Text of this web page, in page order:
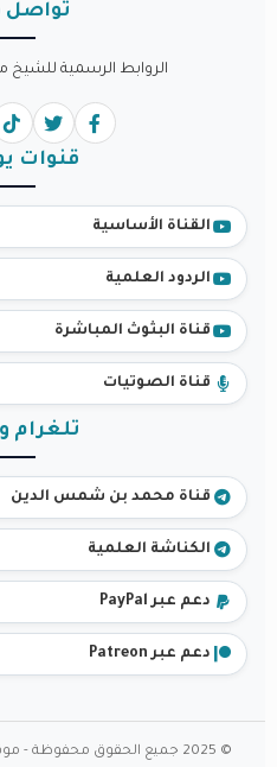
تواصل
الروابط الرسمية
قنوات
القناة الأساسية
الردود العلمية
قناة البثوث المباشرة
قناة الصوتيات
تلغرام
قناة محمد بن شمس الدين
الكناشة العلمية
دعم عبر PayPal
دعم عبر Patreon
© 2025 جميع الحقوق محفوظة - موقع الشيخ محمد بن شمس الدين